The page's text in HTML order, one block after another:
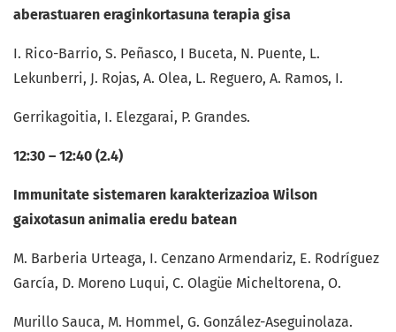
aberastuaren eraginkortasuna terapia gisa
I. Rico-Barrio, S. Peñasco, I Buceta, N. Puente, L.
Lekunberri, J. Rojas, A. Olea, L. Reguero, A. Ramos, I.
Gerrikagoitia, I. Elezgarai, P. Grandes.
12:30 – 12:40 (2.4)
Immunitate sistemaren karakterizazioa Wilson
gaixotasun animalia eredu batean
M. Barberia Urteaga, I. Cenzano Armendariz, E. Rodríguez
García, D. Moreno Luqui, C. Olagüe Micheltorena, O.
Murillo Sauca, M. Hommel, G. González-Aseguinolaza.